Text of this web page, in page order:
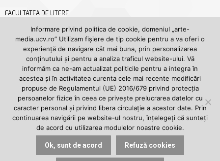
opens
new
window
FACULTATEA DE LITERE
Str. A. I. Cuza nr. 13, Craiova, jud. Dolj
tel/fax +40 251 414 468
secretariat.litere@ucv.ro | litere.ucv.ro/litere
Find us on:
Facebook
page
opens
in
new
YouTube
page
opens
in
new
window
UNIVERSITATEA DIN CRAIOVA
Str. A. I. Cuza nr. 13, Craiova, jud. Dolj
tel. +40 251 414 398
rectorat@central.ucv.ro | ucv.ro
YouTube
Informare privind politica de cookie, domeniul „arte-
media.ucv.ro” Utilizam fișiere de tip cookie pentru a va oferi o
experiență de navigare cât mai buna, prin personalizarea
conținutului și pentru a analiza traficul website-ului. Vă
informăm ca ne-am actualizat politicile pentru a integra în
acestea și în activitatea curenta cele mai recente modificări
propuse de Regulamentul (UE) 2016/679 privind protecția
persoanelor fizice în ceea ce privește prelucrarea datelor cu
caracter personal și privind libera circulație a acestor date. Prin
continuarea navigării pe website-ul nostru, înțelegeți că sunteți
de acord cu utilizarea modulelor noastre cookie.
Ok, sunt de acord Refuză cookies